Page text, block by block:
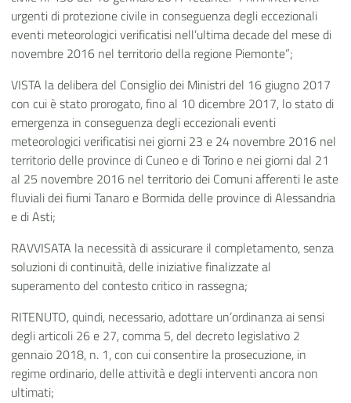
urgenti di protezione civile in conseguenza degli eccezionali
eventi meteorologici verificatisi nell’ultima decade del mese di
novembre 2016 nel territorio della regione Piemonte”;
VISTA la delibera del Consiglio dei Ministri del 16 giugno 2017
con cui è stato prorogato, fino al 10 dicembre 2017, lo stato di
emergenza in conseguenza degli eccezionali eventi
meteorologici verificatisi nei giorni 23 e 24 novembre 2016 nel
territorio delle province di Cuneo e di Torino e nei giorni dal 21
al 25 novembre 2016 nel territorio dei Comuni afferenti le aste
fluviali dei fiumi Tanaro e Bormida delle province di Alessandria
e di Asti;
RAVVISATA la necessità di assicurare il completamento, senza
soluzioni di continuità, delle iniziative finalizzate al
superamento del contesto critico in rassegna;
RITENUTO, quindi, necessario, adottare un’ordinanza ai sensi
degli articoli 26 e 27, comma 5, del decreto legislativo 2
gennaio 2018, n. 1, con cui consentire la prosecuzione, in
regime ordinario, delle attività e degli interventi ancora non
ultimati;